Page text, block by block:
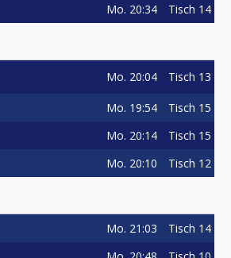
Mo. 20:34 Tisch 14
Mo. 20:04 Tisch 13
Mo. 19:54 Tisch 15
Mo. 20:14 Tisch 15
Mo. 20:10 Tisch 12
Mo. 21:03 Tisch 14